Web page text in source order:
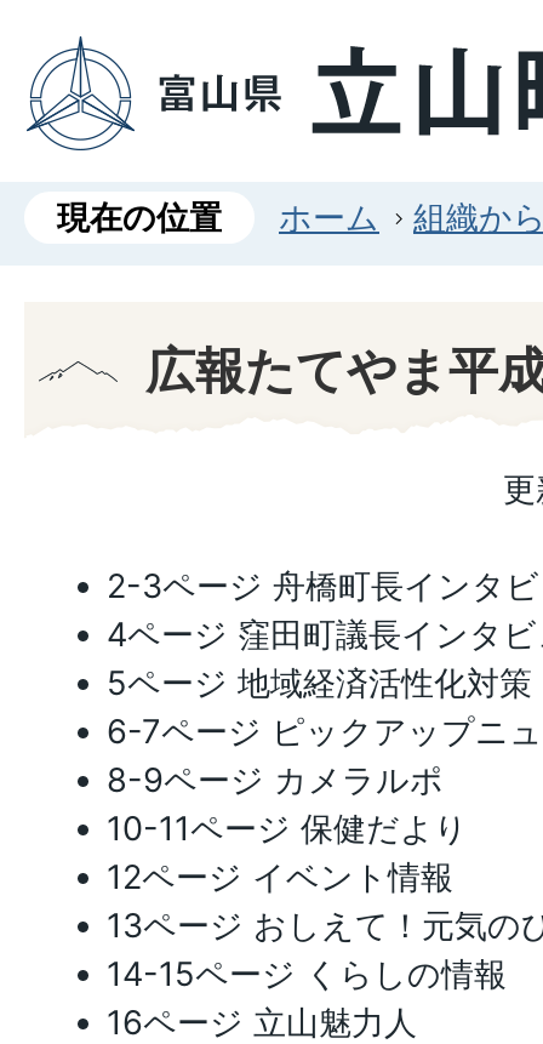
現在の位置 ホーム 組織か
広報たてやま平
2-3ページ 舟橋町長インタ
4ページ 窪田町議長インタ
5ページ 地域経済活性化対策
6-7ページ ピックアップニ
8-9ページ カメラルポ
10-11ページ 保健だより
12ページ イベント情報
13ページ おしえて！元気の
14-15ページ くらしの情報
16ページ 立山魅力人